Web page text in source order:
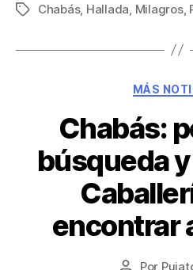
Chabás, Hallada, Milagros,
MÁS
Chabás:
búsqueda
encontrar
Por